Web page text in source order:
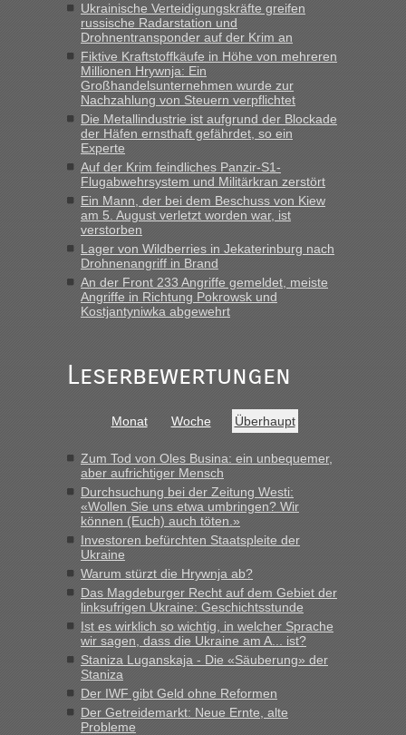
Recht, Visa und Dokumente • Deklaration
gebrauchter Kleidung beim Zoll
„Hallo Leute, ich weiß nicht, ob ich hier richtig bin mit meiner
Anfrage. Ich möchte 4 Umzugskartons mit gebrauchter
Straßen Kleidung bei der Einreise in die Ukraine
mitnehmen. Es ist gebrauchte Kleidung...“
Berichte und Reisetipps • Re: An welchem
Grenzübergang zwischen Polen und der Ukraine geht es am
schnellsten?
„Wir sind mit unserem Wohnmobil, wie geplant am Montag
15.6. in Krakovets rüber. Sehr zeitig los gegen 5 Uhr in der
Früh. Mit sehr sehr wenig Verkehr, super bis zur Grenze. Nur
8 PKW vor der Schranke....“
Berichte und Reisetipps • Re: An welchem
Grenzübergang zwischen Polen und der Ukraine geht es am
„Gestern 6 Stunden warten vor der Grenze Richtung Polen
in Krakowez mit dem Kleinbus. Abfertigung ging dann
Berichte und Reisetipps • Re: An welchem
Grenzübergang zwischen Polen und der Ukraine geht es am
schnellsten?
„Bin am Montag 15.6.26 um 8 Uhr in Urgyniw ausgereist,
das erste Mal an einem Montagmorgen ca. 15 Fahrzeuge
vor mir, bin sonst der Erste oder Zweite, egal, nach ca 20
Minuten wurde dann die nächste Welle...“
Berichte und Reisetipps • Re: An welchem
Grenzübergang zwischen Polen und der Ukraine geht es am
schnellsten?
„Derzeit, ist es überall sehr voll an den Grenzen Ukraine/
Polen. Zb. Krakovets 100 PKW ca. 10 h Wartezeit. Wollen
Montag rüber, versuchen es sehr früh.“
Ukrainische Verteidigungskräfte greifen
russische Radarstation und
Drohnentransponder auf der Krim an
Fiktive Kraftstoffkäufe in Höhe von mehreren
Millionen Hrywnja: Ein
Großhandelsunternehmen wurde zur
Nachzahlung von Steuern verpflichtet
Die Metallindustrie ist aufgrund der Blockade
der Häfen ernsthaft gefährdet, so ein
Experte
Auf der Krim feindliches Panzir-S1-
Flugabwehrsystem und Militärkran zerstört
Ein Mann, der bei dem Beschuss von Kiew
am 5. August verletzt worden war, ist
verstorben
Lager von Wildberries in Jekaterinburg nach
Drohnenangriff in Brand
An der Front 233 Angriffe gemeldet, meiste
Angriffe in Richtung Pokrowsk und
Kostjantyniwka abgewehrt
Leserbewertungen
Monat Woche Überhaupt
Zum Tod von Oles Busina: ein unbequemer,
aber aufrichtiger Mensch
Durchsuchung bei der Zeitung Westi:
«Wollen Sie uns etwa umbringen? Wir
können (Euch) auch töten.»
Investoren befürchten Staatspleite der
Ukraine
Warum stürzt die Hrywnja ab?
Das Magdeburger Recht auf dem Gebiet der
linksufrigen Ukraine: Geschichtsstunde
Ist es wirklich so wichtig, in welcher Sprache
wir sagen, dass die Ukraine am A... ist?
Staniza Luganskaja - Die «Säuberung» der
Staniza
Der IWF gibt Geld ohne Reformen
Der Getreidemarkt: Neue Ernte, alte
Probleme